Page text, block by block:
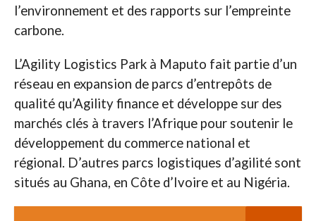
l’environnement et des rapports sur l’empreinte
carbone.
L’Agility Logistics Park à Maputo fait partie d’un
réseau en expansion de parcs d’entrepôts de
qualité qu’Agility finance et développe sur des
marchés clés à travers l’Afrique pour soutenir le
développement du commerce national et
régional. D’autres parcs logistiques d’agilité sont
situés au Ghana, en Côte d’Ivoire et au Nigéria.